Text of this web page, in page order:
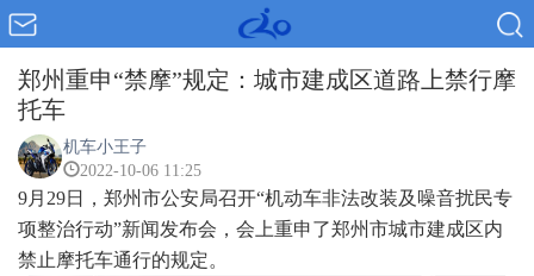
郑州重申“禁摩”规定：城市建成区道路上禁行摩
托车
机车小王子
2022-10-06 11:25
9月29日，郑州市公安局召开“机动车非法改装及噪音扰民专
项整治行动”新闻发布会，会上重申了郑州市城市建成区内
禁止摩托车通行的规定。